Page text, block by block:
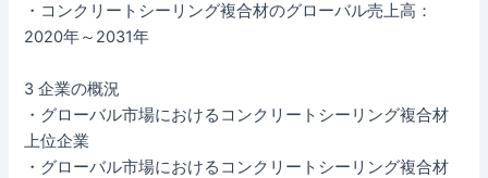
・コンクリートシーリング複合材のグローバル売上高：
2020年～2031年
3 企業の概況
・グローバル市場におけるコンクリートシーリング複合材
上位企業
・グローバル市場におけるコンクリートシーリング複合材